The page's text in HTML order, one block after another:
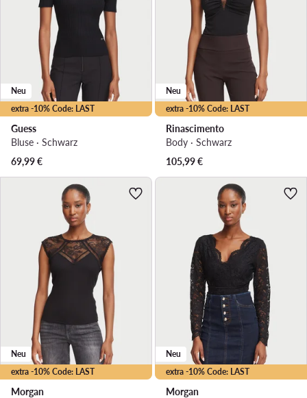
extra -10% Code: LAST
Neu
Guess
Bluse · Schwarz
69,99€
extra -10% Code: LAST
Neu
Rinascimento
Body · Schwarz
105,99€
extra -10% Code: LAST
Neu
Morgan
extra -10% Code: LAST
Neu
Morgan